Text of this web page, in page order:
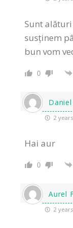
Sunt
susținem
bun vom
0
Daniel
2
Hai aur
0
Aurel
2